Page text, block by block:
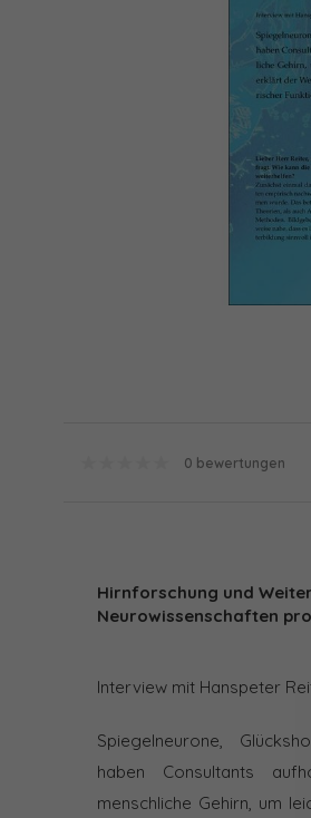
0 bewertungen
Hirnforschung und
Neurowissenschaften
Interview mit Hanspeter
Spiegelneurone,
haben Consultants
menschliche Gehirn, um